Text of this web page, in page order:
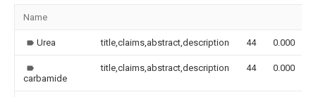
Name
Urea title,claims,abstract,description 44 0.000
carbamide
title,claims,abstract,description 44 0.000